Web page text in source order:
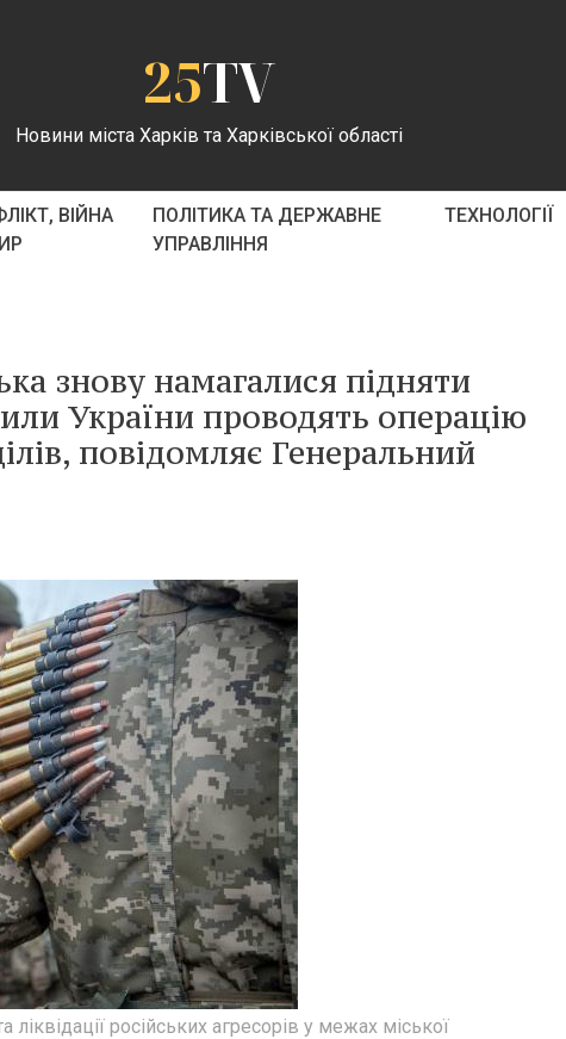
25TV
Новини міста Харків та Харківської області
ВІЙНА
ПОЛІТИКА ТА ДЕРЖАВНЕ
УПРАВЛІННЯ
ТЕХНОЛОГІЇ
знову намагалися підняти
України проводять операцію
повідомляє Генеральний
російських агресорів у межах міської